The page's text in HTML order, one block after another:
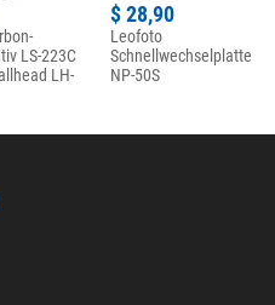
LS-223C
LH-
$ 28,90
Leofoto
Schnellwechselplatte
NP-50S